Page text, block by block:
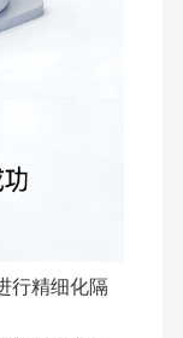
行精细化隔